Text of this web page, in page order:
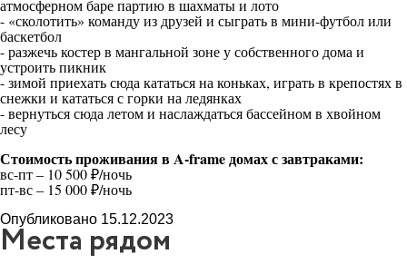
атмосферном баре партию в шахматы и лото
- «сколотить» команду из друзей и сыграть в мини-футбол или
баскетбол
- разжечь костер в мангальной зоне у собственного дома и
устроить пикник
- зимой приехать сюда кататься на коньках, играть в крепостях в
снежки и кататься с горки на ледянках
- вернуться сюда летом и наслаждаться бассейном в хвойном
лесу
Стоимость проживания в A-frame домах с завтраками:
вс-пт – 10 500 ₽/ночь
пт-вс – 15 000 ₽/ночь
Опубликовано 15.12.2023
Места рядом